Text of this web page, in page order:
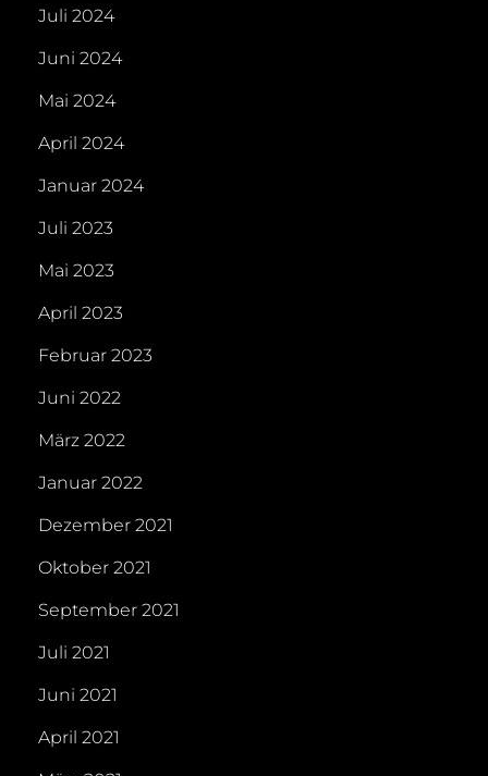
Juli 2024
Juni 2024
Mai 2024
April 2024
Januar 2024
Juli 2023
Mai 2023
April 2023
Februar 2023
Juni 2022
März 2022
Januar 2022
Dezember 2021
Oktober 2021
September 2021
Juli 2021
Juni 2021
April 2021